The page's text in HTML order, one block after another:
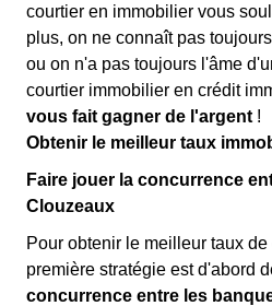
courtier en immobilier vous
plus, on ne connaît pas
ou on n'a pas toujours l'âme
courtier immobilier en crédit
vous fait gagner de l'argent !
Obtenir le meilleur taux
Faire jouer la concurrence
Clouzeaux
Pour obtenir le meilleur taux
première stratégie est d'abord
concurrence entre les